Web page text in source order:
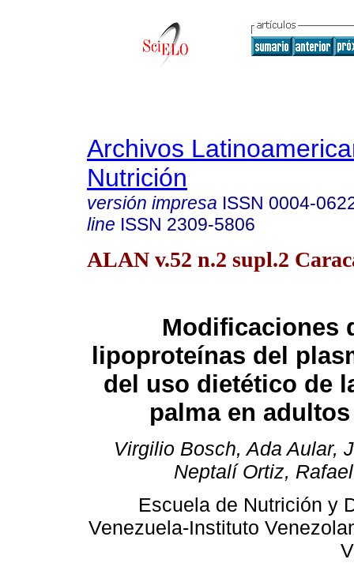
Archivos
Nutrición
versión impresa ISSN 0004-
line ISSN 2309-5806
ALAN v.52 n.2 supl.2
Modificaciones
lipoproteínas del
del uso dietético de
palma en
Virgilio Bosch, Ada Aular,
Neptalí Ortiz,
Escuela de Nutrición y
Venezuela-Instituto